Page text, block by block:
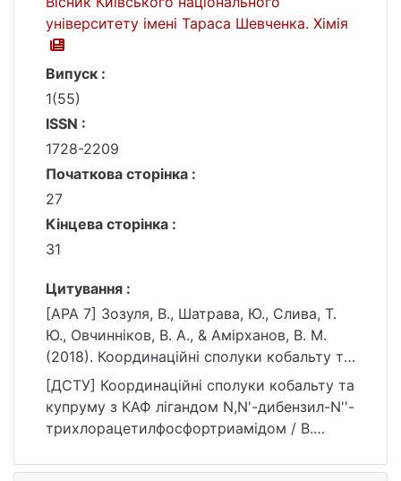
університету імені Тараса Шевченка. Хімія
Випуск :
1(55)
ISSN :
1728-2209
Початкова сторінка :
27
Кінцева сторінка :
31
Цитування :
[APA 7] Зозуля, В., Шатрава, Ю., Слива, Т.
Ю., Овчинніков, В. А., & Амірханов, В. М.
(2018). Координаційні сполуки кобальту та
купруму з КАФ лігандом N,N'-дибензил-N''-
трихлорацетилфосфортриамідом. Вісник
Київського національного університету
імені Тараса Шевченка. Хімія, (1(55)), 27–31.
https://doi.org/10.17721/1728-
[ДСТУ] Координаційні сполуки кобальту та
купруму з КАФ лігандом N,N'-дибензил-N''-
трихлорацетилфосфортриамідом / В.
національного університету імені Тараса